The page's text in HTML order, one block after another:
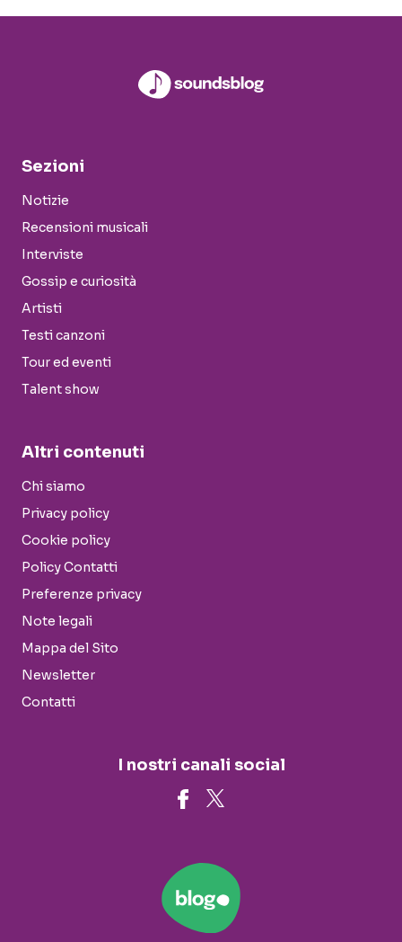
Sezioni
Notizie
Recensioni musicali
Interviste
Gossip e curiosità
Artisti
Testi canzoni
Tour ed eventi
Talent show
Altri contenuti
Chi siamo
Privacy policy
Cookie policy
Policy Contatti
Preferenze privacy
Note legali
Mappa del Sito
Newsletter
Contatti
I nostri canali social